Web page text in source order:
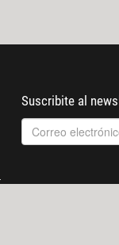
Suscribite al